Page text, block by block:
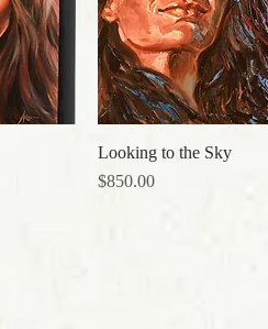
クイックビュー
Looking to the Sky
価格
$850.00